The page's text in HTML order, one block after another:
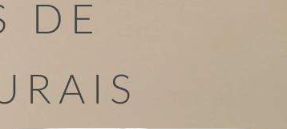
DE